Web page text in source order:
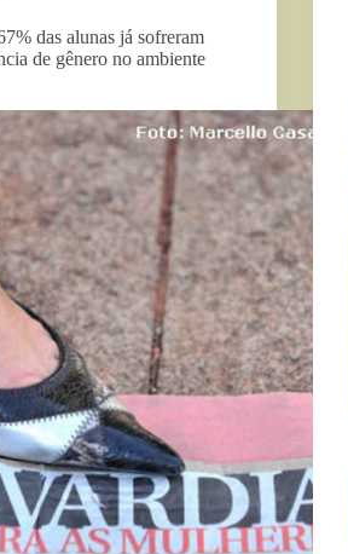
das alunas já sofreram
de gênero no ambiente